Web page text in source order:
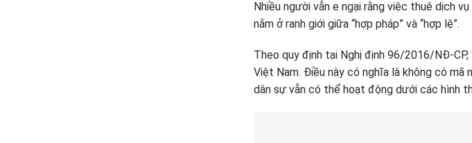
Nhiều người vẫn e ngại rằng việc thuê dịch
nằm ở ranh giới giữa “hợp pháp” và “hợp lệ”.
Theo quy định tại Nghị định 96/2016/NĐ-
Việt Nam. Điều này có nghĩa là không có
dân sự vẫn có thể hoạt động dưới các hình